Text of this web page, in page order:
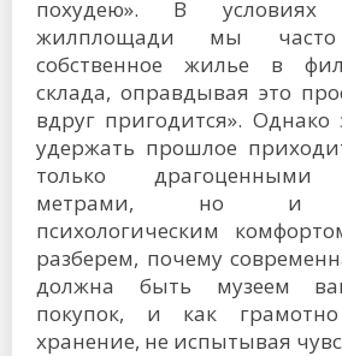
похудею». В условиях
жилплощади мы часто
собственное жилье в
склада, оправдывая это
вдруг пригодится». Однако
удержать прошлое
только драгоценными
метрами, но и
психологическим
разберем, почему
должна быть музеем
покупок, и как грамотно
хранение, не испытывая